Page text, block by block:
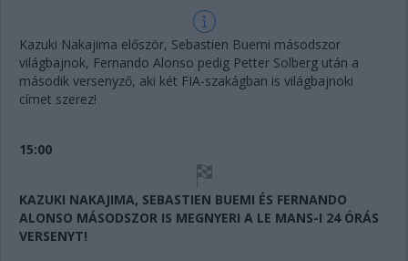
Kazuki Nakajima először, Sebastien Buemi másodszor
világbajnok, Fernando Alonso pedig Petter Solberg után a
második versenyző, aki két FIA-szakágban is világbajnoki
címet szerez!
15:00
KAZUKI NAKAJIMA, SEBASTIEN BUEMI ÉS FERNANDO
ALONSO MÁSODSZOR IS MEGNYERI A LE MANS-I 24 ÓRÁS
VERSENYT!